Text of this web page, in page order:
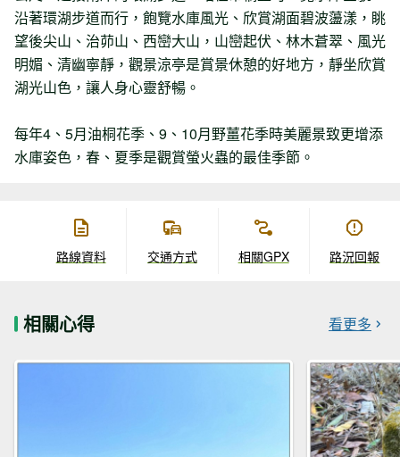
沿著環湖步道而行，飽覽水庫風光、欣賞湖面碧波蘯漾，眺
望後尖山、治茆山、西巒大山，山巒起伏、林木蒼翠、風光
明媚、清幽寧靜，觀景涼亭是賞景休憩的好地方，靜坐欣賞
湖光山色，讓人身心靈舒暢。
每年4、5月油桐花季、9、10月野薑花季時美麗景致更增添
水庫姿色，春、夏季是觀賞螢火蟲的最佳季節。
路線資料 交通方式 相關GPX 路況回報
相關心得 看更多